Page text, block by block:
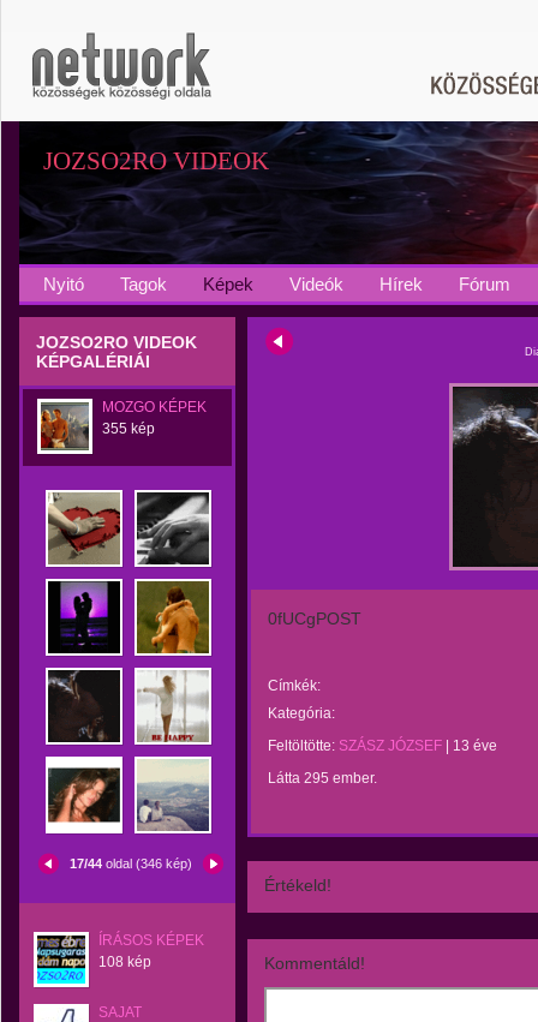
JOZSO2RO VIDEOK
Nyitó Tagok Képek Videók Hírek Fórum
JOZSO2RO VIDEOK
KÉPGALÉRIÁI
MOZGO KÉPEK
355 kép
17/44 oldal (346 kép)
ÍRÁSOS KÉPEK
108 kép
SAJAT
0fUCgPOST
Címkék:
Kategória:
Feltöltötte: SZÁSZ JÓZSEF
13 éve
Látta 295 ember.
Értékeld!
Kommentáld!